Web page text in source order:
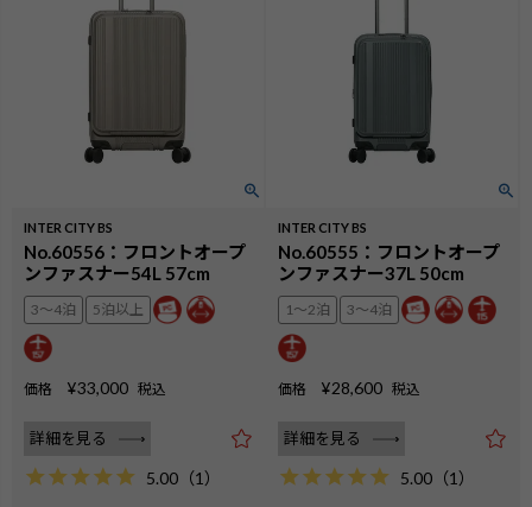
INTER CITY BS
No.60556：フロントオープ
ンファスナー54L 57cm
3〜4泊 5泊以上
価格 ¥33,000 税込
詳細を見る
5.00 （1）
INTER CITY BS
No.60555：フロントオープ
ンファスナー37L 50cm
1〜2泊 3〜4泊
価格 ¥28,600 税込
詳細を見る
5.00 （1）